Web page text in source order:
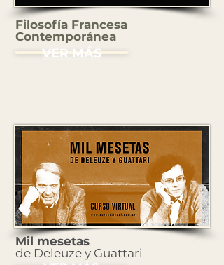
Filosofía Francesa
Contemporánea
VER MÁS
Mil mesetas
de Deleuze y Guattari